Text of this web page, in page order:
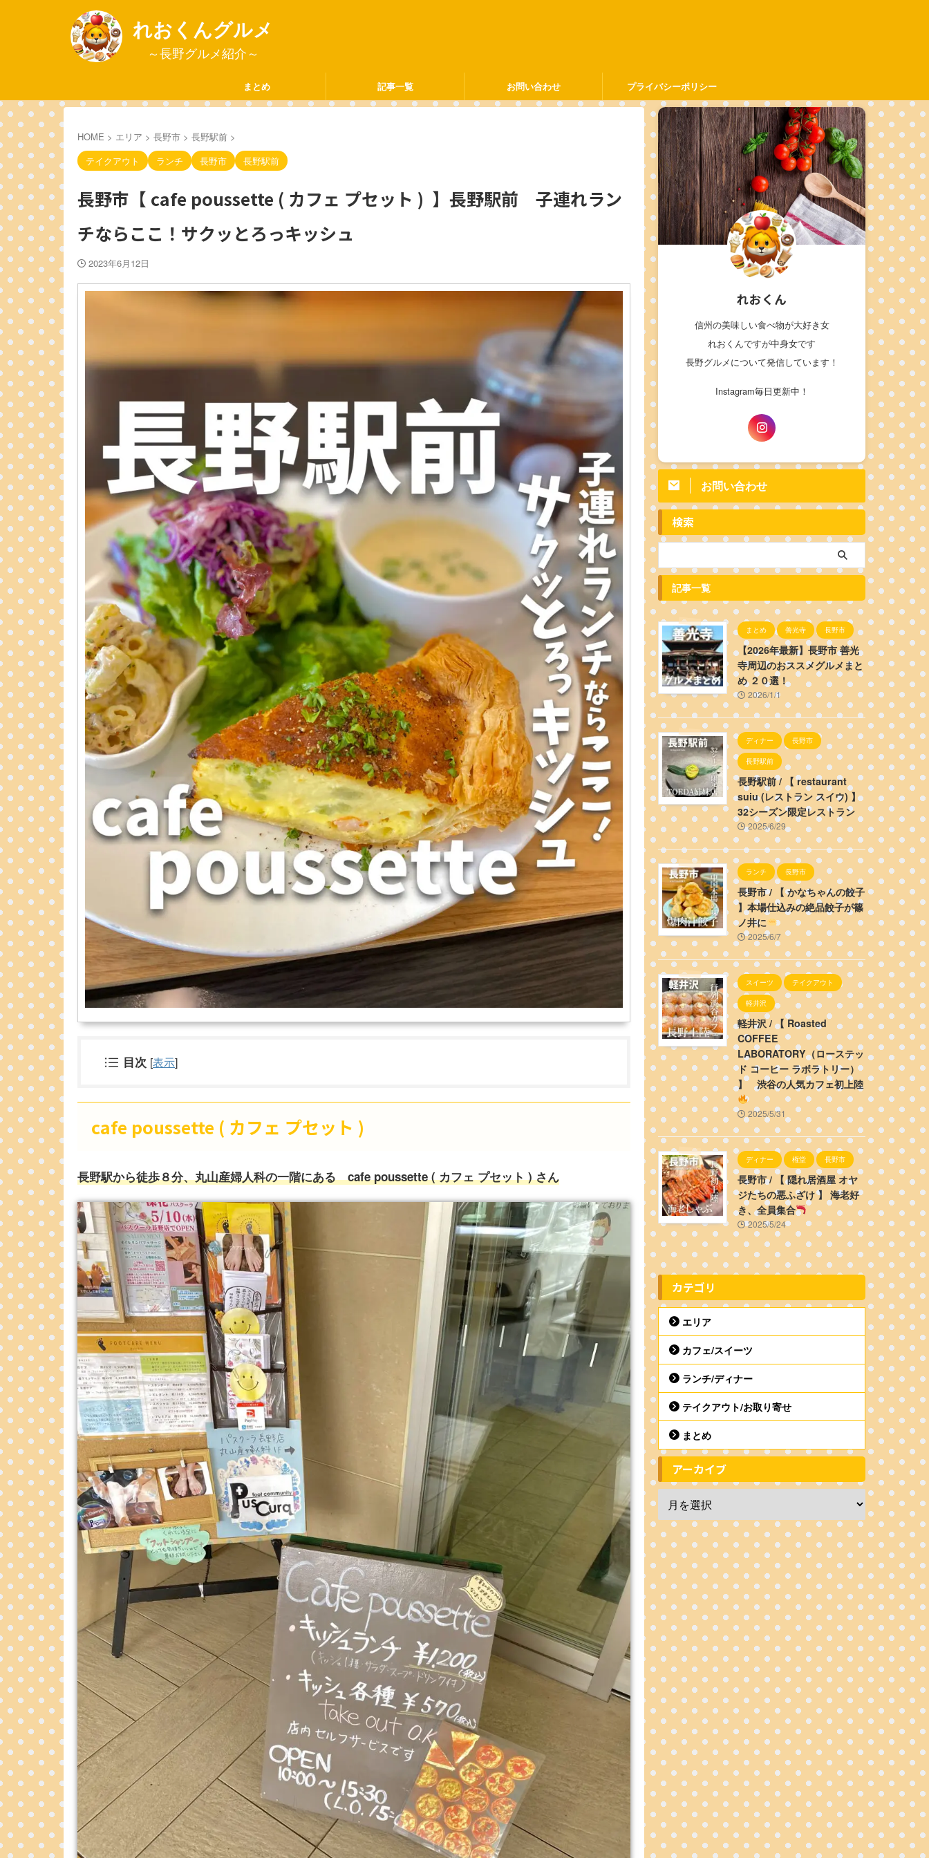
れおくんグルメ
～長野グルメ紹介～
まとめ 記事一覧 お問い合わせ プライバシーポリシー
HOME > エリア > 長野市 > 長野駅前 >
テイクアウト
ランチ 長野市 長野駅前
長野市【 cafe poussette ( カフェ プセット ) 】長野駅前 子連れラン
チならここ！サクッとろっキッシュ
2023年6月12日
目次 [表示]
cafe poussette ( カフェ プセット )
長野駅から徒歩８分、丸山産婦人科の一階にある cafe poussette ( カフェ プセット ) さん
れおくん
信州の美味しい食べ物が大好き女
れおくんですが中身女です
長野グルメについて発信しています！
Instagram毎日更新中！
お問い合わせ
検索
記事一覧
まとめ 善光寺 長野市
【2026年最新】長野市 善光
寺周辺のおススメグルメまと
め ２０選！
2026/1/1
ディナー 長野市
長野駅前
長野駅前 / 【 restaurant
suiu (レストラン スイウ) 】
32シーズン限定レストラン
2025/6/29
ランチ 長野市
長野市 / 【 かなちゃんの餃子
】本場仕込みの絶品餃子が篠
ノ井に
2025/6/7
スイーツ テイクアウト
軽井沢
軽井沢 / 【 Roasted
COFFEE
LABORATORY（ローステッ
ド コーヒー ラボラトリー）
】 渋谷の人気カフェ初上陸
2025/5/31
ディナー 権堂 長野市
長野市 / 【 隠れ居酒屋 オヤ
ジたちの悪ふざけ 】 海老好
き、全員集合
2025/5/24
カテゴリ
エリア
カフェ/スイーツ
ランチ/ディナー
テイクアウト/お取り寄せ
まとめ
アーカイブ